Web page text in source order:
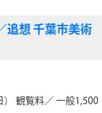
追想 千葉市美術
観覧料／ 一般1,500